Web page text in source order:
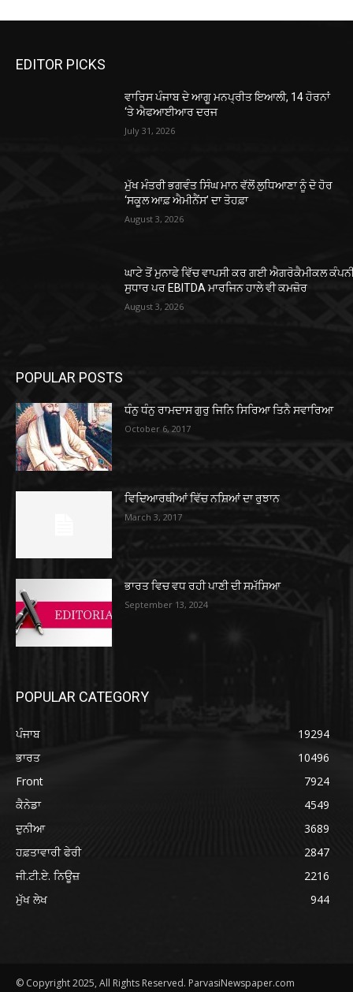
EDITOR PICKS
ਵਾਰਿਸ ਪੰਜਾਬ ਦੇ ਆਗੂ ਮਨਪ੍ਰੀਤ ਇਆਲੀ, 14 ਹੋਰਨਾਂ
‘ਤੇ ਐਫਆਈਆਰ ਦਰਜ
July 31, 2026
ਮੁੱਖ ਮੰਤਰੀ ਭਗਵੰਤ ਸਿੰਘ ਮਾਨ ਵੱਲੋਂ ਲੁਧਿਆਣਾ ਨੂੰ ਦੋ ਹੋਰ
‘ਸਕੂਲ ਆਫ਼ ਐਮੀਨੈਂਸ’ ਦਾ ਤੋਹਫ਼ਾ
August 3, 2026
ਘਾਟੇ ਤੋਂ ਮੁਨਾਫੇ ਵਿੱਚ ਵਾਪਸੀ ਕਰ ਗਈ ਐਗਰੋਕੈਮੀਕਲ
ਸੁਧਾਰ ਪਰ EBITDA ਮਾਰਜਿਨ ਹਾਲੇ ਵੀ ਕਮਜ਼ੋਰ
August 3, 2026
POPULAR POSTS
ਧੰਨੁ ਧੰਨੁ ਰਾਮਦਾਸ ਗੁਰੁ ਜਿਨਿ ਸਿਰਿਆ ਤਿਨੈ ਸਵਾਰਿਆ
October 6, 2017
ਵਿਦਿਆਰਥੀਆਂ ਵਿੱਚ ਨਸ਼ਿਆਂ ਦਾ ਰੁਝਾਨ
March 3, 2017
ਭਾਰਤ ਵਿਚ ਵਧ ਰਹੀ ਪਾਣੀ ਦੀ ਸਮੱਸਿਆ
September 13, 2024
POPULAR CATEGORY
ਪੰਜਾਬ
19294
ਭਾਰਤ
10496
Front
7924
ਕੈਨੇਡਾ
4549
ਦੁਨੀਆ
3689
ਹਫ਼ਤਾਵਾਰੀ ਫੇਰੀ
2847
ਜੀ.ਟੀ.ਏ. ਨਿਊਜ਼
2216
ਮੁੱਖ ਲੇਖ
944
© Copyright 2025, All Rights Reserved. ParvasiNewspaper.com